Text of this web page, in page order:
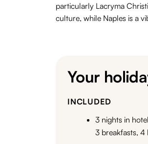
particularly Lacryma Christi
culture, while Naples is a
Your
INCLUDED
3 nights in hotel
3 breakfasts, 4